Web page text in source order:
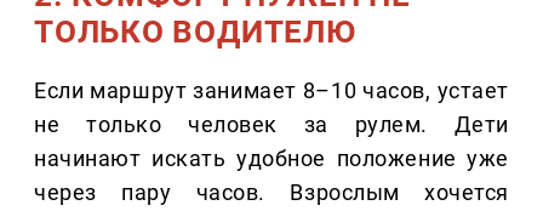
ТОЛЬКО ВОДИТЕЛЮ
Если маршрут занимает 8–10 часов, устает
не только человек за рулем. Дети
начинают искать удобное положение уже
через пару часов. Взрослым хочется